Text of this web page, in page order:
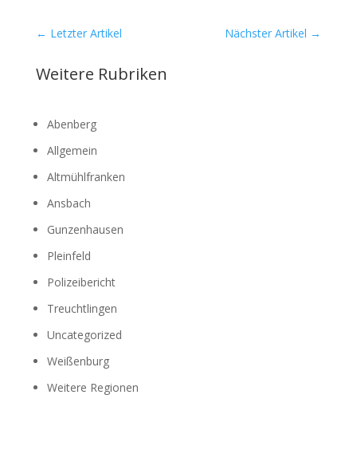
← Letzter Artikel Nächster Artikel →
Weitere Rubriken
Abenberg
Allgemein
Altmühlfranken
Ansbach
Gunzenhausen
Pleinfeld
Polizeibericht
Treuchtlingen
Uncategorized
Weißenburg
Weitere Regionen